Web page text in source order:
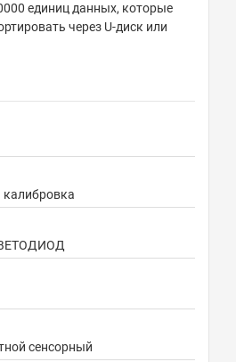
единиц данных, которые
через U-диск или
калибровка
сенсорный